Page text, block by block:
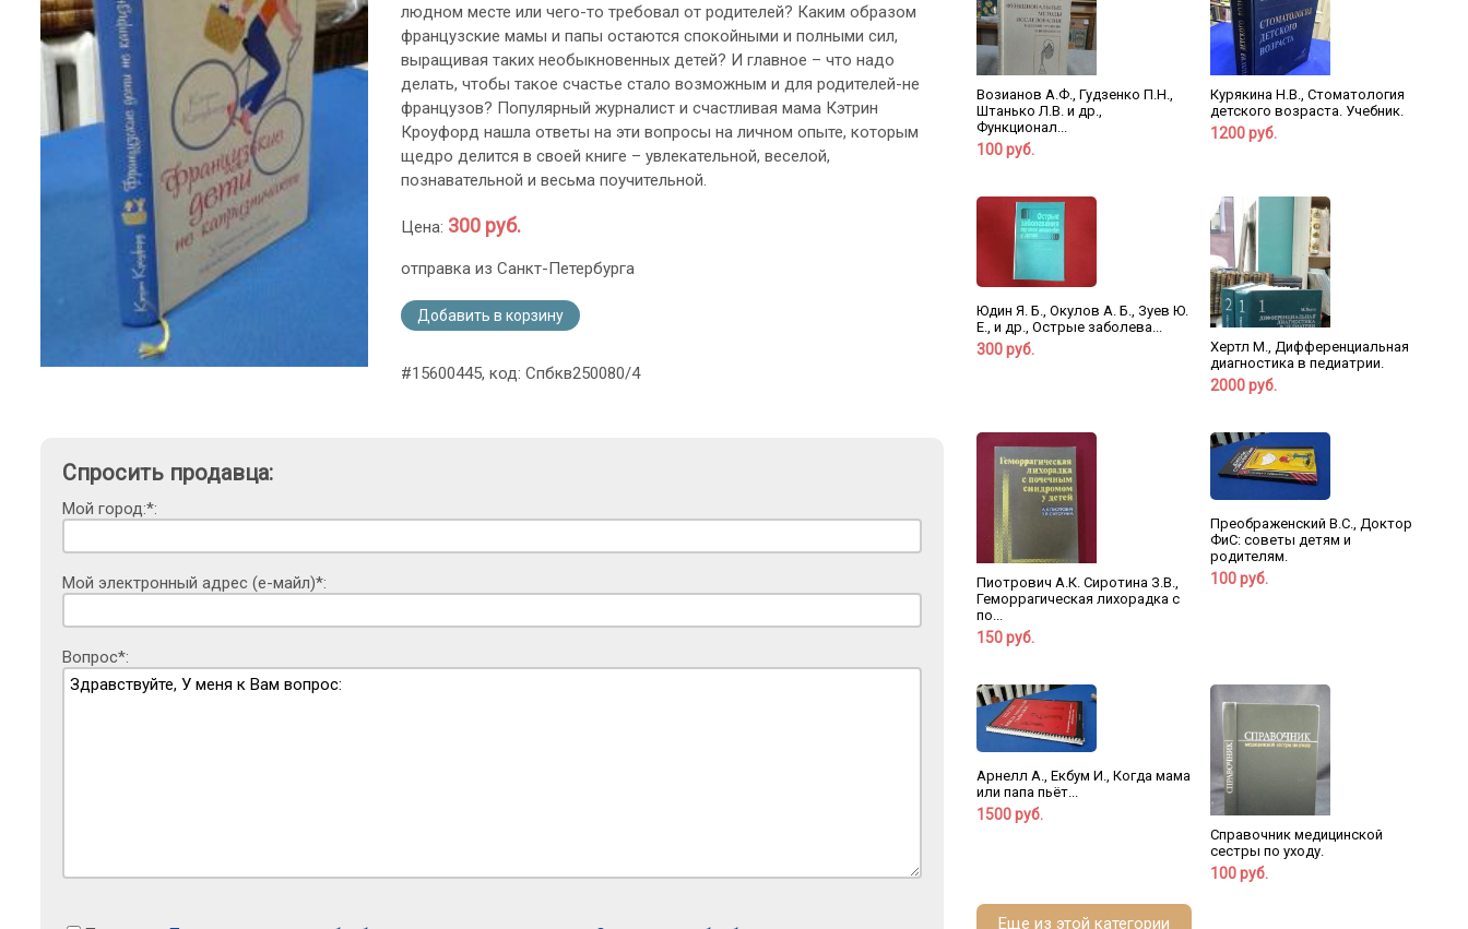
людном месте или чего-то требовал от родителей? Каким образом
французские мамы и папы остаются спокойными и полными сил,
выращивая таких необыкновенных детей? И главное – что надо
делать, чтобы такое счастье стало возможным и для родителей-не
французов? Популярный журналист и счастливая мама Кэтрин
Кроуфорд нашла ответы на эти вопросы на личном опыте, которым
щедро делится в своей книге – увлекательной, веселой,
познавательной и весьма поучительной.
Цена: 300 руб.
отправка из Санкт-Петербурга
Добавить в корзину
#15600445, код: Спбкв250080/4
Спросить продавца:
Мой город:*:
Мой электронный адрес (е-майл)*:
Вопрос*:
Возианов А.Ф., Гудзенко П.Н.,
Штанько Л.В. и др.,
Функционал...
100 руб.
Курякина Н.В., Стоматология
детского возраста. Учебник.
1200 руб.
Юдин Я. Б., Окулов А. Б., Зуев Ю.
Е., и др., Острые заболева...
300 руб.
Хертл М., Дифференциальная
диагностика в педиатрии.
2000 руб.
Пиотрович А.К. Сиротина З.В.,
Геморрагическая лихорадка с
по...
150 руб.
Преображенский В.С., Доктор
ФиС: советы детям и
родителям.
100 руб.
Арнелл А., Екбум И., Когда мама
или папа пьёт...
1500 руб.
Справочник медицинской
сестры по уходу.
100 руб.
Еще из этой категории